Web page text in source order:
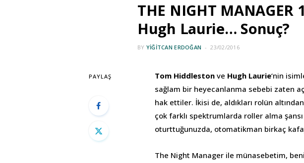
THE NIGHT
Hugh Laurie… Sonuç?
BY YIĞITCAN ERDOĞAN 23/02/2016
PAYLAŞ Tom Hiddleston ve Hugh Laurie‘nin
sağlam bir heyecanlanma sebebi zaten
hak ettiler. İkisi de, aldıkları rolün
çok farklı spektrumlarda roller alma
oturttuğunuzda, otomatikman birkaç
The Night Manager ile münasebetim,